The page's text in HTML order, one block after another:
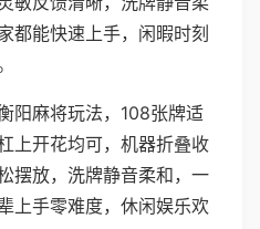
都能快速上手，闲暇时刻
阳麻将玩法，108张牌适
上开花均可，机器折叠收
摆放，洗牌静音柔和，一
上手零难度，休闲娱乐欢